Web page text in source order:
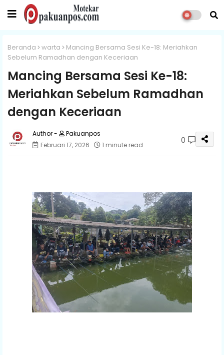
Beranda warta
Mancing Bersama Sesi Ke-18: Meriahkan
Sebelum Ramadhan dengan Keceriaan
Mancing Bersama Sesi Ke-18:
Meriahkan Sebelum Ramadhan
dengan Keceriaan
Pakuanpos
Februari 17, 2026
1 minute read 0